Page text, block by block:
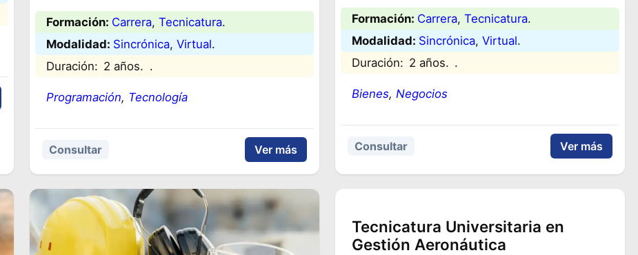
Formación: Carrera, Tecnicatura.
Modalidad: Sincrónica, Virtual.
Duración: 2 años. .
Programación, Tecnología
Consultar Ver más
Formación: Carrera, Tecnicatura.
Modalidad: Sincrónica, Virtual.
Duración: 2 años. .
Bienes, Negocios
Consultar Ver más
Tecnicatura Universitaria en
Gestión Aeronáutica